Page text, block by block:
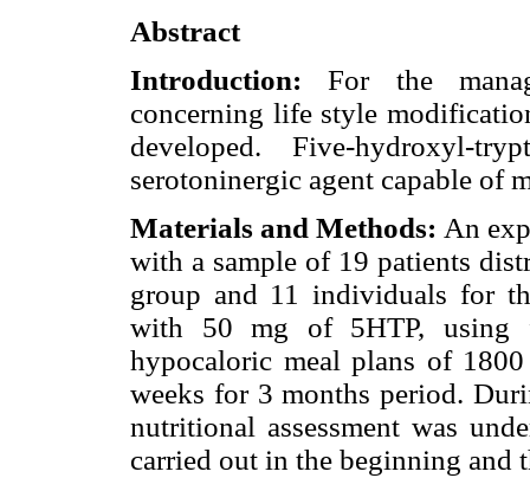
Abstract
Introduction: For the
concerning life style
developed. Five-hydroxyl-
serotoninergic agent capable of
Materials and Methods: An
with a sample of 19 patients
group and 11 individuals for
with 50 mg of 5HTP, using
hypocaloric meal plans of
weeks for 3 months period.
nutritional assessment was
carried out in the beginning and